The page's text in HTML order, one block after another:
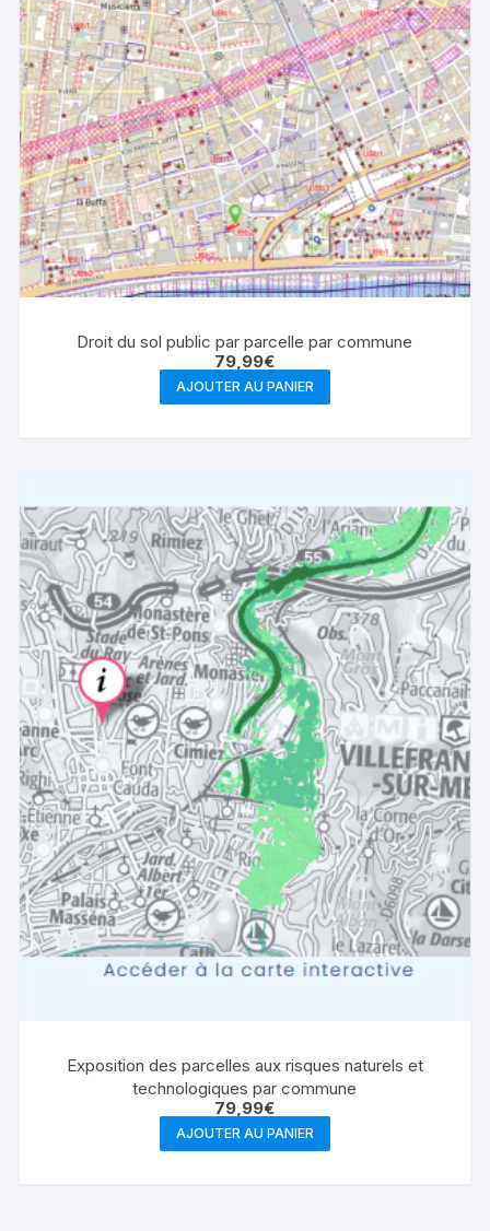
Droit du sol public par parcelle par commune
79,99€
AJOUTER AU PANIER
Exposition des parcelles aux risques naturels et
technologiques par commune
79,99€
AJOUTER AU PANIER